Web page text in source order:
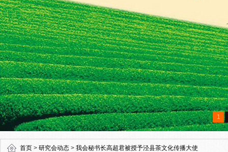
1
首页 > 研究会动态 > 我会秘书长高超君被授予泾县茶文化传播大使